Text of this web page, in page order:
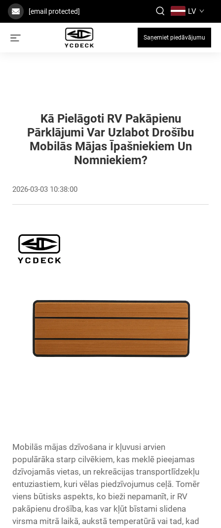
[email protected] LV
Saņemiet piedāvājumu
Kā Pielāgoti RV Pakāpienu
Pārklājumi Var Uzlabot Drošību
Mobilās Mājas Īpašniekiem Un
Nomniekiem?
2026-03-03 10:38:00
Mobilās mājas dzīvošana ir kļuvusi arvien
populārāka starp cilvēkiem, kas meklē pieejamas
dzīvojamās vietas, un rekreācijas transportlīdzekļu
entuziastiem, kuri vēlas piedzīvojumus ceļā. Tomēr
viens būtisks aspekts, ko bieži nepamanīt, ir RV
pakāpienu drošība, kas var kļūt bīstami slidena
virsma mitrā laikā, aukstā temperatūrā vai tad, kad